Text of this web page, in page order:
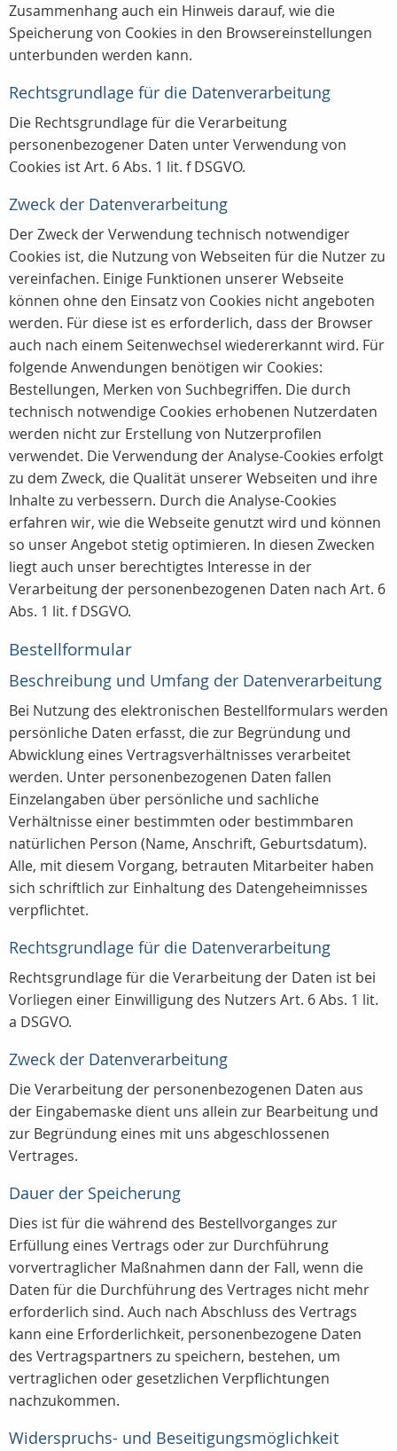
Zusammenhang auch ein Hinweis darauf, wie die
Speicherung von Cookies in den Browsereinstellungen
unterbunden werden kann.
Rechtsgrundlage für die Datenverarbeitung
Die Rechtsgrundlage für die Verarbeitung
personenbezogener Daten unter Verwendung von
Cookies ist Art. 6 Abs. 1 lit. f DSGVO.
Zweck der Datenverarbeitung
Der Zweck der Verwendung technisch notwendiger
Cookies ist, die Nutzung von Webseiten für die Nutzer zu
vereinfachen. Einige Funktionen unserer Webseite
können ohne den Einsatz von Cookies nicht angeboten
werden. Für diese ist es erforderlich, dass der Browser
auch nach einem Seitenwechsel wiedererkannt wird. Für
folgende Anwendungen benötigen wir Cookies:
Bestellungen, Merken von Suchbegriffen. Die durch
technisch notwendige Cookies erhobenen Nutzerdaten
werden nicht zur Erstellung von Nutzerprofilen
verwendet. Die Verwendung der Analyse-Cookies erfolgt
zu dem Zweck, die Qualität unserer Webseiten und ihre
Inhalte zu verbessern. Durch die Analyse-Cookies
erfahren wir, wie die Webseite genutzt wird und können
so unser Angebot stetig optimieren. In diesen Zwecken
liegt auch unser berechtigtes Interesse in der
Verarbeitung der personenbezogenen Daten nach Art. 6
Abs. 1 lit. f DSGVO.
Bestellformular
Beschreibung und Umfang der Datenverarbeitung
Bei Nutzung des elektronischen Bestellformulars werden
persönliche Daten erfasst, die zur Begründung und
Abwicklung eines Vertragsverhältnisses verarbeitet
werden. Unter personenbezogenen Daten fallen
Einzelangaben über persönliche und sachliche
Verhältnisse einer bestimmten oder bestimmbaren
natürlichen Person (Name, Anschrift, Geburtsdatum).
Alle, mit diesem Vorgang, betrauten Mitarbeiter haben
sich schriftlich zur Einhaltung des Datengeheimnisses
verpflichtet.
Rechtsgrundlage für die Datenverarbeitung
Rechtsgrundlage für die Verarbeitung der Daten ist bei
Vorliegen einer Einwilligung des Nutzers Art. 6 Abs. 1 lit.
a DSGVO.
Zweck der Datenverarbeitung
Die Verarbeitung der personenbezogenen Daten aus
der Eingabemaske dient uns allein zur Bearbeitung und
zur Begründung eines mit uns abgeschlossenen
Vertrages.
Dauer der Speicherung
Dies ist für die während des Bestellvorganges zur
Erfüllung eines Vertrags oder zur Durchführung
vorvertraglicher Maßnahmen dann der Fall, wenn die
Daten für die Durchführung des Vertrages nicht mehr
erforderlich sind. Auch nach Abschluss des Vertrags
kann eine Erforderlichkeit, personenbezogene Daten
des Vertragspartners zu speichern, bestehen, um
vertraglichen oder gesetzlichen Verpflichtungen
nachzukommen.
Widerspruchs- und Beseitigungsmöglichkeit